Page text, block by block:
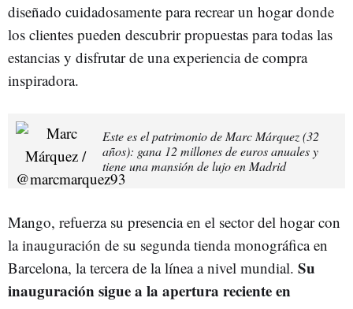
diseñado cuidadosamente para recrear un hogar donde
los clientes pueden descubrir propuestas para todas las
estancias y disfrutar de una experiencia de compra
inspiradora.
Este es el patrimonio de Marc Márquez (32
años): gana 12 millones de euros anuales y
tiene una mansión de lujo en Madrid
Mango, refuerza su presencia en el sector del hogar con
la inauguración de su segunda tienda monográfica en
Barcelona, la tercera de la línea a nivel mundial. Su
inauguración sigue a la apertura reciente en